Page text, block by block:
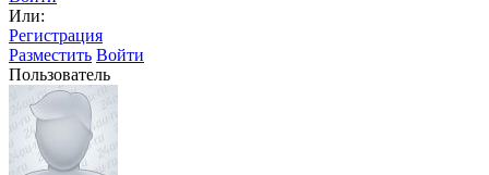
Или:
Регистрация
Разместить Войти
Пользователь